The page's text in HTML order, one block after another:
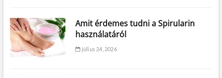
Amit érdemes tudni a Spirularin
használatáról
július 24, 2026